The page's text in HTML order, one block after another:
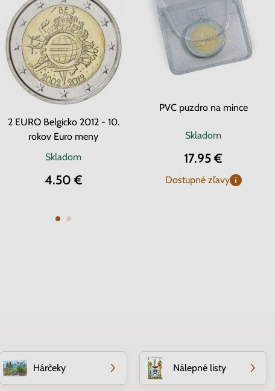
2 EURO Belgicko 2012 - 10.
rokov Euro meny
Skladom
4.50 €
PVC puzdro na mince
Skladom
17.95 €
Dostupné zľavy
Hárčeky Nálepné listy